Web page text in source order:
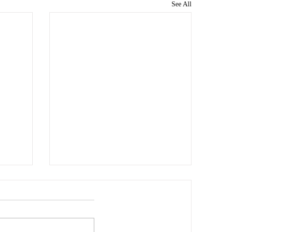
See All